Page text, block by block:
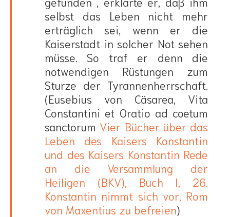
selbst das Leben nicht mehr
erträglich sei, wenn er die
Kaiserstadt in solcher Not sehen
müsse. So traf er denn die
notwendigen Rüstungen zum
Sturze der Tyrannenherrschaft.
(Eusebius von Cäsarea, Vita
Constantini et Oratio ad coetum
sanctorum Vier Bücher über das
Leben des Kaisers Konstantin
und des Kaisers Konstantin Rede
an die Versammlung der
Heiligen (BKV), Buch I, 26.
Konstantin nimmt sich vor, Rom
von Maxentius zu befreien)